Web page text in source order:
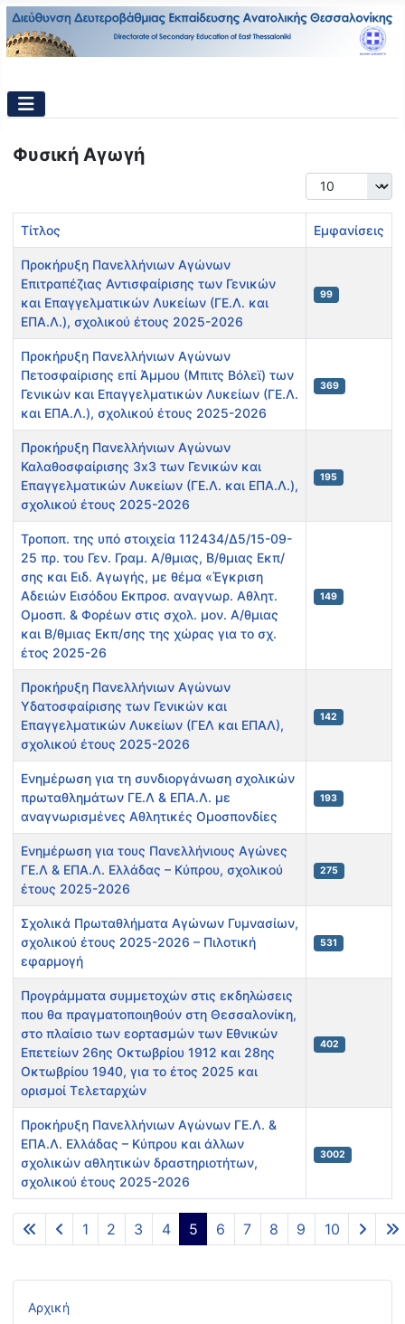
Αρχική
Φυσική Αγωγή
Εμφάνιση #
Τίτλος Εμφανίσεις
Προκήρυξη Πανελλήνιων Αγώνων
Επιτραπέζιας Αντισφαίρισης των Γενικών
και Επαγγελματικών Λυκείων (ΓΕ.Λ. και
ΕΠΑ.Λ.), σχολικού έτους 2025-2026
99
Προκήρυξη Πανελλήνιων Αγώνων
Πετοσφαίρισης επί Άμμου (Μπιτς Βόλεϊ) των
Γενικών και Επαγγελματικών Λυκείων (ΓΕ.Λ.
και ΕΠΑ.Λ.), σχολικού έτους 2025-2026
369
Προκήρυξη Πανελλήνιων Αγώνων
Καλαθοσφαίρισης 3x3 των Γενικών και
Επαγγελματικών Λυκείων (ΓΕ.Λ. και ΕΠΑ.Λ.),
σχολικού έτους 2025-2026
195
Τροποπ. της υπό στοιχεία 112434/Δ5/15-09-
25 πρ. του Γεν. Γραμ. Α/θμιας, Β/θμιας Εκπ/
σης και Ειδ. Αγωγής, με θέμα «Έγκριση
Αδειών Εισόδου Εκπροσ. αναγνωρ. Αθλητ.
Ομοσπ. & Φορέων στις σχολ. μον. Α/θμιας
και Β/θμιας Εκπ/σης της χώρας για το σχ.
έτος 2025-26
149
Προκήρυξη Πανελλήνιων Αγώνων
Υδατοσφαίρισης των Γενικών και
Επαγγελματικών Λυκείων (ΓΕΛ και ΕΠΑΛ),
σχολικού έτους 2025-2026
142
Ενημέρωση για τη συνδιοργάνωση σχολικών
πρωταθλημάτων ΓΕ.Λ & ΕΠΑ.Λ. με
αναγνωρισμένες Αθλητικές Ομοσπονδίες
193
Ενημέρωση για τους Πανελλήνιους Αγώνες
ΓΕ.Λ & ΕΠΑ.Λ. Ελλάδας – Κύπρου, σχολικού
έτους 2025-2026
275
Σχολικά Πρωταθλήματα Αγώνων Γυμνασίων,
σχολικού έτους 2025-2026 – Πιλοτική
εφαρμογή
531
Προγράμματα συμμετοχών στις εκδηλώσεις
που θα πραγματοποιηθούν στη Θεσσαλονίκη,
στο πλαίσιο των εορτασμών των Εθνικών
Επετείων 26ης Οκτωβρίου 1912 και 28ης
Οκτωβρίου 1940, για το έτος 2025 και
ορισμοί Τελεταρχών
402
Προκήρυξη Πανελλήνιων Αγώνων ΓΕ.Λ. &
ΕΠΑ.Λ. Ελλάδας – Κύπρου και άλλων
σχολικών αθλητικών δραστηριοτήτων,
σχολικού έτους 2025-2026
3002
Σελίδα 5 από 40
1 2 3 4 5 6 7 8 9 10